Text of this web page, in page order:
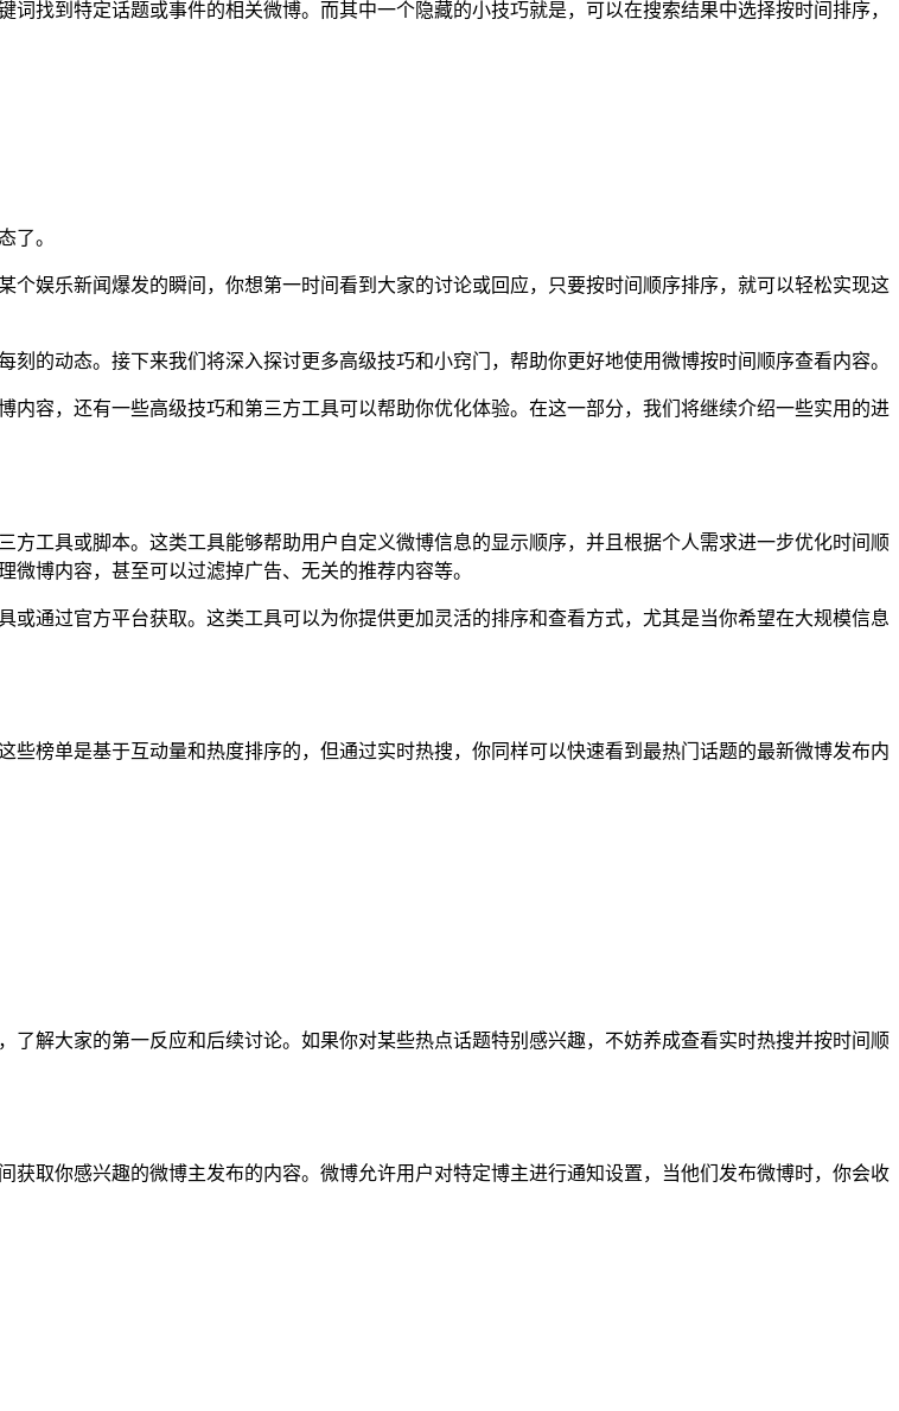
找到特定话题或事件的相关微博。而其中一个隐藏的小技巧就是，可以在搜索结果中选择按时间排序，
了。
娱乐新闻爆发的瞬间，你想第一时间看到大家的讨论或回应，只要按时间顺序排序，就可以轻松实现这
的动态。接下来我们将深入探讨更多高级技巧和小窍门，帮助你更好地使用微博按时间顺序查看内容。
容，还有一些高级技巧和第三方工具可以帮助你优化体验。在这一部分，我们将继续介绍一些实用的进
工具或脚本。这类工具能够帮助用户自定义微博信息的显示顺序，并且根据个人需求进一步优化时间顺
博内容，甚至可以过滤掉广告、无关的推荐内容等。
通过官方平台获取。这类工具可以为你提供更加灵活的排序和查看方式，尤其是当你希望在大规模信息
榜单是基于互动量和热度排序的，但通过实时热搜，你同样可以快速看到最热门话题的最新微博发布内
解大家的第一反应和后续讨论。如果你对某些热点话题特别感兴趣，不妨养成查看实时热搜并按时间顺
取你感兴趣的微博主发布的内容。微博允许用户对特定博主进行通知设置，当他们发布微博时，你会收